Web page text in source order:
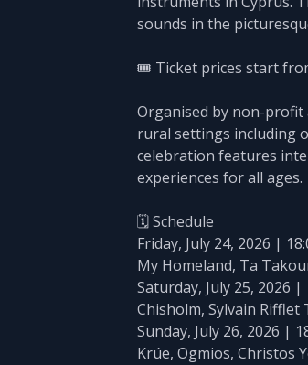
sounds in the
🎟️ Ticket prices start
Organised by non-profit
rural settings including
celebration features
experiences for all ages.
🗓️ Schedule
Friday, July 24, 2026 |
My Homeland, Ta
Saturday, July 25, 2026
Chisholm, Sylvain Rifflet
Sunday, July 26, 2026 |
Krúe, Ogmios, Christos